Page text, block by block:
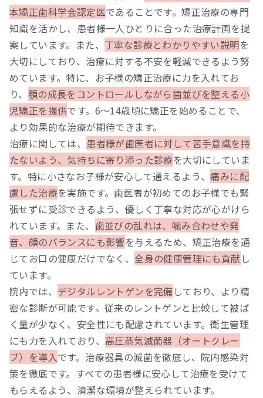
本矯正歯科学会認定医であることです。矯正治療の専門
知識を活かし、患者様一人ひとりに合った治療計画を提
案しています。また、 丁寧な診療とわかりやすい説明を
大切にしており、治療に対する不安を軽減できるよう努
めています。特に、お子様の矯正治療に力を入れてお
り、 顎の成長をコントロールしながら歯並びを整える小
児矯正を提供です。6～14歳頃に矯正を始めることで、
より効果的な治療が期待できます。
治療に関しては、 患者様が歯医者に対して苦手意識を持
たないよう、気持ちに寄り添った診療を大切にしていま
す。特に小さなお子様が安心して通えるよう、痛みに配
慮した治療を実施です。歯医者が初めてのお子様でも緊
張せずに受診できるよう、優しく丁寧な対応が心がけら
れています。また、 歯並びの乱れは、噛み合わせや発
音、顔のバランスにも影響を与えるため、矯正治療を通
じてお口の健康だけでなく、全身の健康管理にも貢献 し
ています。
院内では、 デジタルレントゲンを完備 しており、より精
密な診断が可能です。従来のレントゲンと比較して被ば
く量が少なく、安全性にも配慮されています。衛生管理
にも力を入れており、 高圧蒸気滅菌器（オートクレー
ブ）を導入です。治療器具の滅菌を徹底し、院内感染対
策を徹底です。すべての患者様に安心して治療を受けて
もらえるよう、清潔な環境が整えられています。